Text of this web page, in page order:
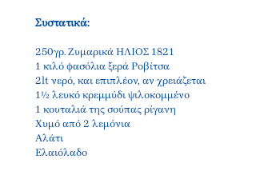
Συστατικά:
250γρ. Ζυμαρικά ΗΛΙΟΣ 1821
1 κιλό φασόλια ξερά Ροβίτσα
2lt νερό, και επιπλέον, αν χρειάζεται
1½ λευκό κρεμμύδι ψιλοκομμένο
1 κουταλιά της σούπας ρίγανη
Χυμό από 2 λεμόνια
Αλάτι
Ελαιόλαδο